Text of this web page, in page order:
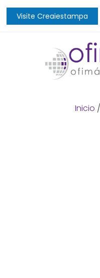
Visite Creaiestampa
Inicio /